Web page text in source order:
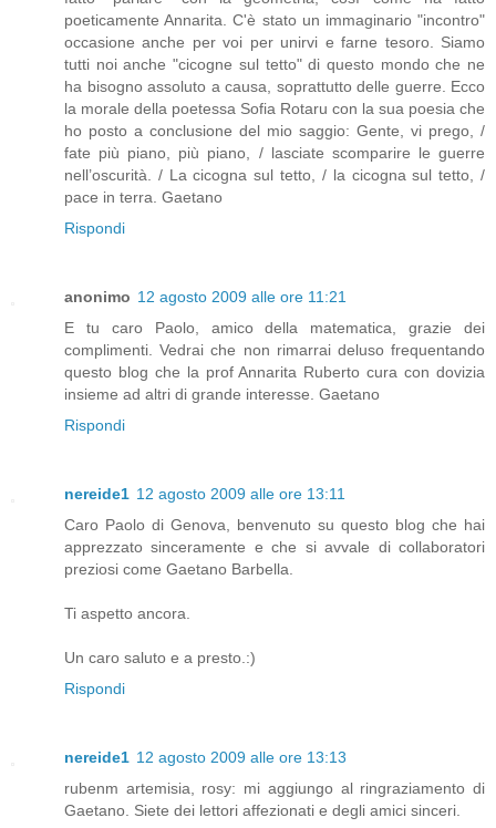
poeticamente Annarita. C'è stato un immaginario "incontro"
occasione anche per voi per unirvi e farne tesoro. Siamo
tutti noi anche "cicogne sul tetto" di questo mondo che ne
ha bisogno assoluto a causa, soprattutto delle guerre. Ecco
la morale della poetessa Sofia Rotaru con la sua poesia che
ho posto a conclusione del mio saggio: Gente, vi prego, /
fate più piano, più piano, / lasciate scomparire le guerre
nell’oscurità. / La cicogna sul tetto, / la cicogna sul tetto, /
pace in terra. Gaetano
Rispondi
anonimo 12 agosto 2009 alle ore 11:21
E tu caro Paolo, amico della matematica, grazie dei
complimenti. Vedrai che non rimarrai deluso frequentando
questo blog che la prof Annarita Ruberto cura con dovizia
insieme ad altri di grande interesse. Gaetano
Rispondi
nereide1 12 agosto 2009 alle ore 13:11
Caro Paolo di Genova, benvenuto su questo blog che hai
apprezzato sinceramente e che si avvale di collaboratori
preziosi come Gaetano Barbella.
Ti aspetto ancora.
Un caro saluto e a presto.:)
Rispondi
nereide1 12 agosto 2009 alle ore 13:13
rubenm artemisia, rosy: mi aggiungo al ringraziamento di
Gaetano. Siete dei lettori affezionati e degli amici sinceri.